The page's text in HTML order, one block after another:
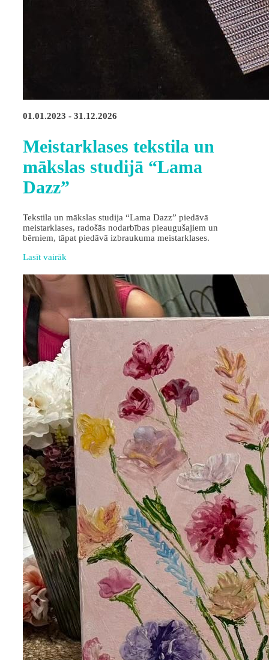
01.01.2023 - 31.12.2026
Meistarklases tekstila un
mākslas studijā “Lama
Dazz”
Tekstila un mākslas studija “Lama Dazz” piedāvā
meistarklases, radošās nodarbības pieaugušajiem un
bērniem, tāpat piedāvā izbraukuma meistarklases.
Lasīt vairāk